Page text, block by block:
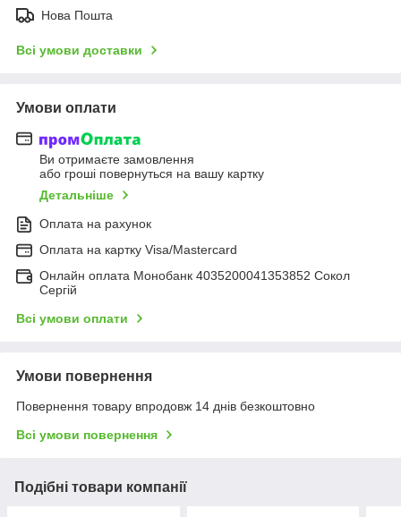
Нова Пошта
Всі умови доставки
Умови оплати
Ви отримаєте замовлення
або гроші повернуться на вашу картку
Детальніше
Оплата на рахунок
Оплата на картку Visa/Mastercard
Онлайн оплата Монобанк 4035200041353852 Сокол
Сергій
Всі умови оплати
Умови повернення
Повернення товару впродовж 14 днів безкоштовно
Всі умови повернення
Подібні товари компанії